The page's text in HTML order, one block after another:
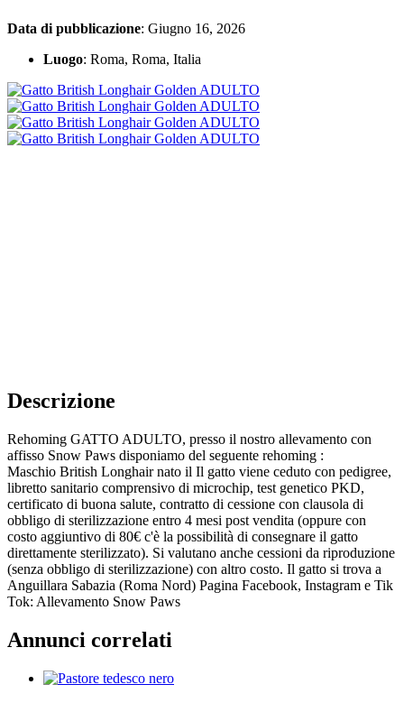
Data di pubblicazione: Giugno 16, 2026
Luogo: Roma, Roma, Italia
Descrizione
Rehoming GATTO ADULTO, presso il nostro allevamento con
affisso Snow Paws disponiamo del seguente rehoming :
Maschio British Longhair nato il Il gatto viene ceduto con pedigree,
libretto sanitario comprensivo di microchip, test genetico PKD,
certificato di buona salute, contratto di cessione con clausola di
obbligo di sterilizzazione entro 4 mesi post vendita (oppure con
costo aggiuntivo di 80€ c'è la possibilità di consegnare il gatto
direttamente sterilizzato). Si valutano anche cessioni da riproduzione
(senza obbligo di sterilizzazione) con altro costo. Il gatto si trova a
Anguillara Sabazia (Roma Nord) Pagina Facebook, Instagram e Tik
Tok: Allevamento Snow Paws
Annunci correlati